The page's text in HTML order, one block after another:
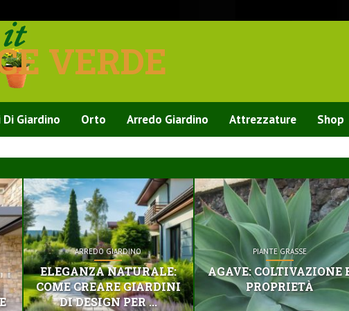
VERDE
Giardino Orto Arredo Giardino Attrezzature Shop
ARREDO GIARDINO
ELEGANZA NATURALE:
COME CREARE GIARDINI
DI DESIGN PER ...
PIANTE GRASSE
AGAVE: COLTIVAZIONE
PROPRIETÀ